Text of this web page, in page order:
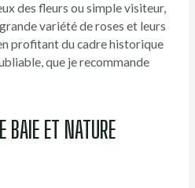
des fleurs ou simple visiteur,
variété de roses et leurs
profitant du cadre historique
que je recommande
BAIE ET NATURE